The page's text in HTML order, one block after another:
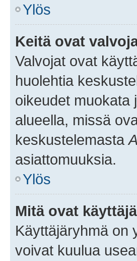
Ylös
Keitä ovat
Valvojat ovat
huolehtia
oikeudet muokata
alueella, missä
keskustelemasta
asiattomuuksia.
Ylös
Mitä ovat
Käyttäjäryhmä on
voivat kuulua